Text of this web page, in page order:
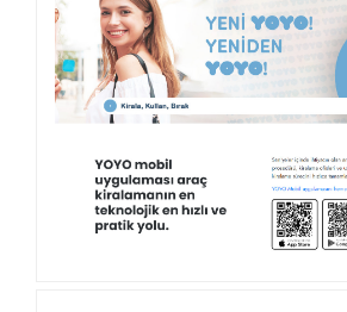
ÜZER KUYUMCULUK ÖZEL